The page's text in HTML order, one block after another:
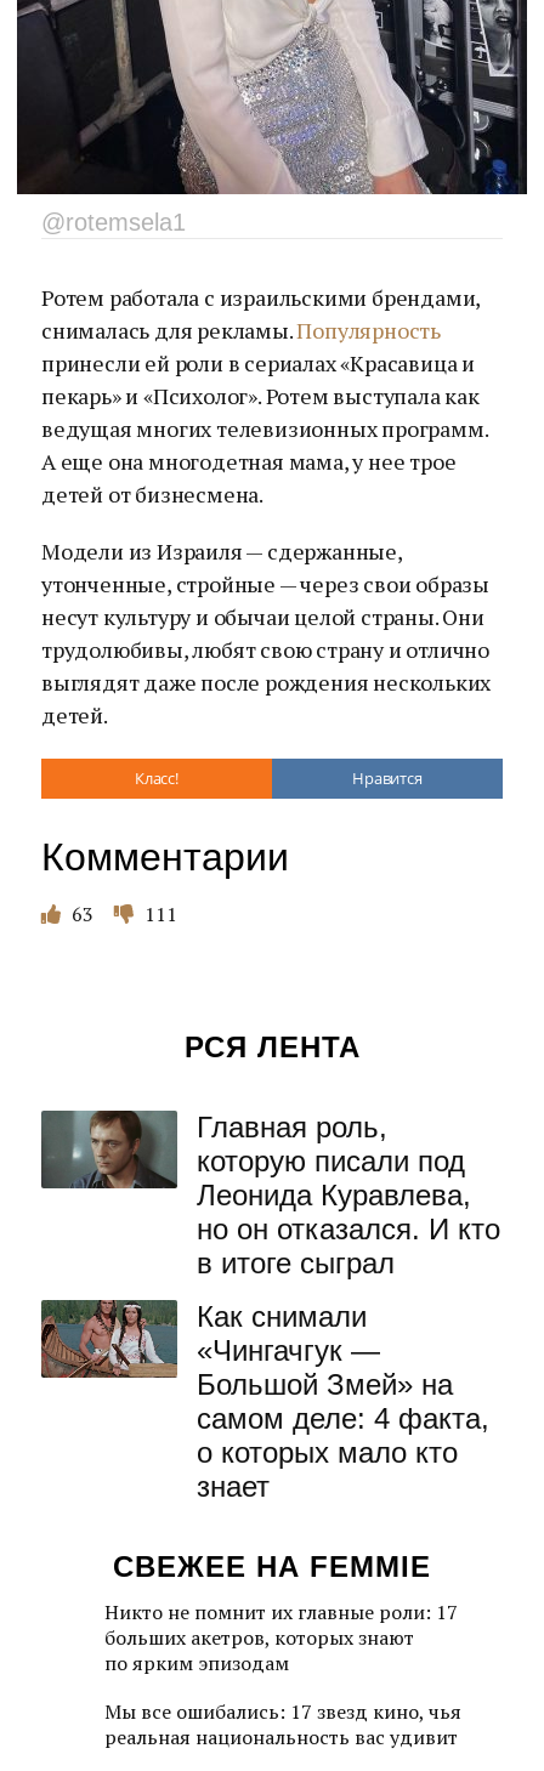
@rotemsela1
Ротем работала с израильскими брендами,
снималась для рекламы.Популярность
принесли ей роли в сериалах «Красавица и
пекарь» и «Психолог». Ротем выступала как
ведущая многих телевизионных программ.
А еще она многодетная мама, у нее трое
детей от бизнесмена.
Модели из Израиля — сдержанные,
утонченные, стройные — через свои образы
несут культуру и обычаи целой страны. Они
трудолюбивы, любят свою страну и отлично
выглядят даже после рождения нескольких
детей.
Класс! Нравится
Комментарии
63 111
РСЯ ЛЕНТА
Главная роль,
которую писали под
Леонида Куравлева,
но он отказался. И кто
в итоге сыграл
Как снимали
«Чингачгук —
Большой Змей» на
самом деле: 4 факта,
о которых мало кто
знает
СВЕЖЕЕ НА FEMMIE
Никто не помнит их главные роли: 17
больших акетров, которых знают
по ярким эпизодам
Мы все ошибались: 17 звезд кино, чья
реальная национальность вас удивит